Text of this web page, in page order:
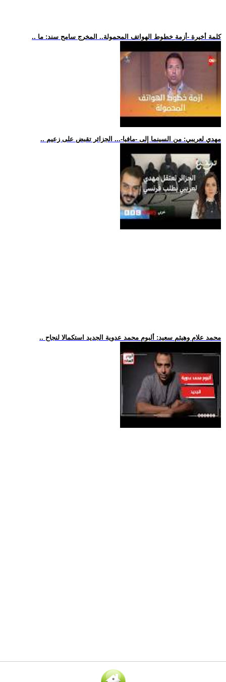
.. كلمة أخيرة -أزمة خطوط الهواتف المحمولة.. المخرج سامح سند: ما
.. مهدي لعريبي: من السينما إلى -مافيا-... الجزائر تقبض على زعيم
.. محمد علام وهيثم سعيد: ألبوم محمد عدوية الجديد استكمالا لنجاح